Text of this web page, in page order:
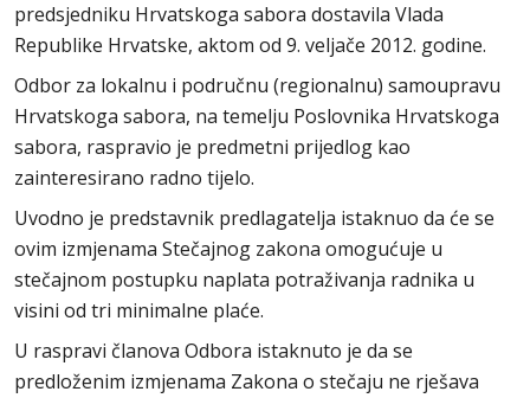
predsjedniku Hrvatskoga sabora dostavila Vlada
Republike Hrvatske, aktom od 9. veljače 2012. godine.
Odbor za lokalnu i područnu (regionalnu) samoupravu
Hrvatskoga sabora, na temelju Poslovnika Hrvatskoga
sabora, raspravio je predmetni prijedlog kao
zainteresirano radno tijelo.
Uvodno je predstavnik predlagatelja istaknuo da će se
ovim izmjenama Stečajnog zakona omogućuje u
stečajnom postupku naplata potraživanja radnika u
visini od tri minimalne plaće.
U raspravi članova Odbora istaknuto je da se
predloženim izmjenama Zakona o stečaju ne rješava